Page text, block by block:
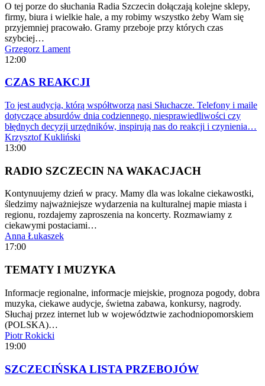
O tej porze do słuchania Radia Szczecin dołączają kolejne sklepy,
firmy, biura i wielkie hale, a my robimy wszystko żeby Wam się
przyjemniej pracowało. Gramy przeboje przy których czas
szybciej…
Grzegorz Lament
12:00
CZAS REAKCJI
To jest audycja, którą współtworzą nasi Słuchacze. Telefony i maile
dotyczące absurdów dnia codziennego, niesprawiedliwości czy
błędnych decyzji urzędników, inspirują nas do reakcji i czynienia…
Krzysztof Kukliński
13:00
RADIO SZCZECIN NA WAKACJACH
Kontynuujemy dzień w pracy. Mamy dla was lokalne ciekawostki,
śledzimy najważniejsze wydarzenia na kulturalnej mapie miasta i
regionu, rozdajemy zaproszenia na koncerty. Rozmawiamy z
ciekawymi postaciami…
Anna Łukaszek
17:00
TEMATY I MUZYKA
Informacje regionalne, informacje miejskie, prognoza pogody, dobra
muzyka, ciekawe audycje, świetna zabawa, konkursy, nagrody.
Słuchaj przez internet lub w województwie zachodniopomorskiem
(POLSKA)…
Piotr Rokicki
19:00
SZCZECIŃSKA LISTA PRZEBOJÓW